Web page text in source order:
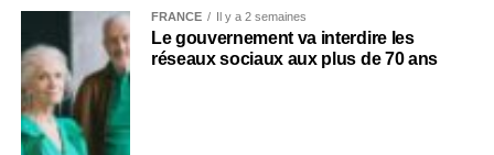
FRANCE Il y a 2 semaines
Le gouvernement va interdire les
réseaux sociaux aux plus de 70 ans